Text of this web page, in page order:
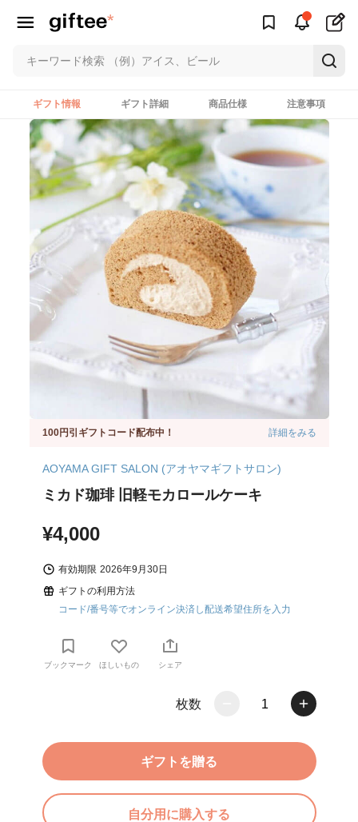
ギフト情報 ギフト詳細 商品仕様 注意事項
100円引ギフトコード配布中！ 詳細をみる
AOYAMA GIFT SALON (アオヤマギフトサロン)
ミカド珈琲 旧軽モカロールケーキ
¥4,000
有効期限 2026年9月30日
ギフトの利用方法
コード/番号等でオンライン決済し配送希望住所を入力
ブックマーク ほしいもの シェア
枚数 1
ギフトを贈る
自分用に購入する